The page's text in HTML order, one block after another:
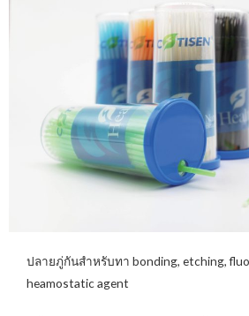
ปลายภู่กันสำหรับทา bonding, etching,
heamostatic agent